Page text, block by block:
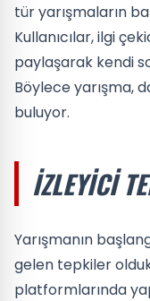
tür yarışmaların
Kullanıcılar, ilgi
paylaşarak kendi
Böylece yarışma,
buluyor.
İZLEYICI
Yarışmanın
gelen tepkiler
platformlarında